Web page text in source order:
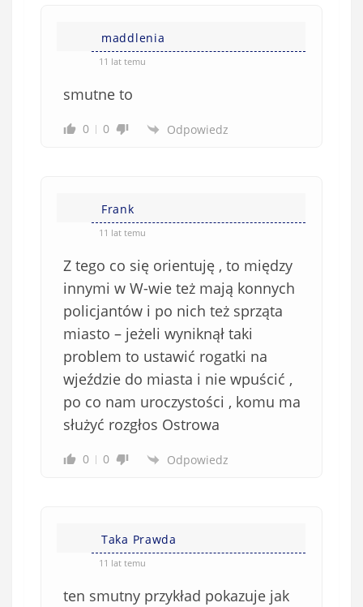
maddlenia
11 lat temu
smutne to
0 0 Odpowiedz
Frank
11 lat temu
Z tego co się orientuję , to między
innymi w W-wie też mają konnych
policjantów i po nich też sprząta
miasto – jeżeli wyniknął taki
problem to ustawić rogatki na
wjeździe do miasta i nie wpuścić ,
po co nam uroczystości , komu ma
służyć rozgłos Ostrowa
0 0 Odpowiedz
Taka Prawda
11 lat temu
ten smutny przykład pokazuje jak